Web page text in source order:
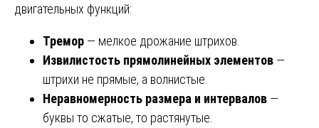
двигательных функций:
Тремор — мелкое дрожание штрихов.
Извилистость прямолинейных элементов —
штрихи не прямые, а волнистые.
Неравномерность размера и интервалов —
буквы то сжатые, то растянутые.